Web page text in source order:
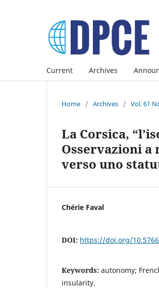
Current Archives
Home / Archives / Vol. 61
La Corsica,
Osservazioni
verso uno
Chérie Faval
DOI: https://doi.org/
Keywords: autonomy;
insularity.